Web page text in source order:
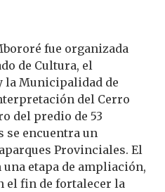
fue organizada
de Cultura, el
la Municipalidad de
del Cerro
del predio de 53
se encuentra un
Provinciales. El
etapa de ampliación,
el fin de fortalecer la